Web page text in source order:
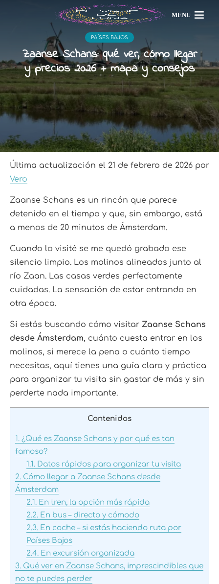
MENU
PAÍSES BAJOS
Zaanse Schans: qué ver, cómo llegar
y precios 2026 + mapa y consejos
Última actualización el 21 de febrero de 2026 por
Vero
Zaanse Schans es un rincón que parece
detenido en el tiempo y que, sin embargo, está
a menos de 20 minutos de Ámsterdam.
Cuando lo visité se me quedó grabado ese
silencio limpio. Los molinos alineados junto al
río Zaan. Las casas verdes perfectamente
cuidadas. La sensación de estar entrando en
otra época.
Si estás buscando cómo visitar Zaanse Schans
desde Ámsterdam, cuánto cuesta entrar en los
molinos, si merece la pena o cuánto tiempo
necesitas, aquí tienes una guía clara y práctica
para organizar tu visita sin gastar de más y sin
perderte nada importante.
Contenidos
1. ¿Qué es Zaanse Schans y por qué es tan
famoso?
1.1.Datos rápidos para organizar tu visita
2. Cómo llegar a Zaanse Schans desde
Ámsterdam
2.1.En tren, la opción más rápida
2.2.En bus – directo y cómodo
2.3.En coche – si estás haciendo ruta por
Países Bajos
2.4.En excursión organizada
3. Qué ver en Zaanse Schans, imprescindibles que
no te puedes perder